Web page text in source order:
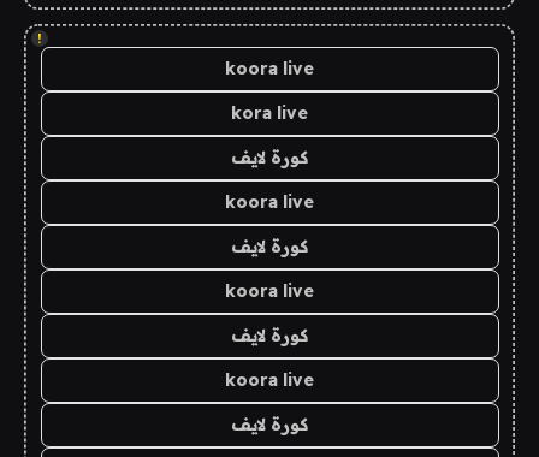
!
koora live
kora live
كورة لايف
koora live
كورة لايف
koora live
كورة لايف
koora live
كورة لايف